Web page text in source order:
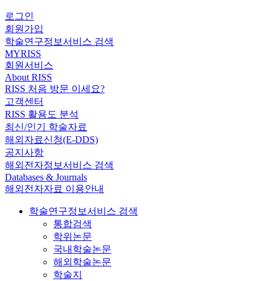
로그인
회원가입
학술연구정보서비스 검색
MYRISS
회원서비스
About RISS
RISS 처음 방문 이세요?
고객센터
RISS 활용도 분석
최신/인기 학술자료
해외자료신청(E-DDS)
공지사항
해외전자정보서비스 검색
Databases & Journals
해외전자자료 이용안내
학술연구정보서비스 검색
통합검색
학위논문
국내학술논문
해외학술논문
학술지